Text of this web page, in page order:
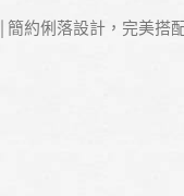
約俐落設計，完美搭